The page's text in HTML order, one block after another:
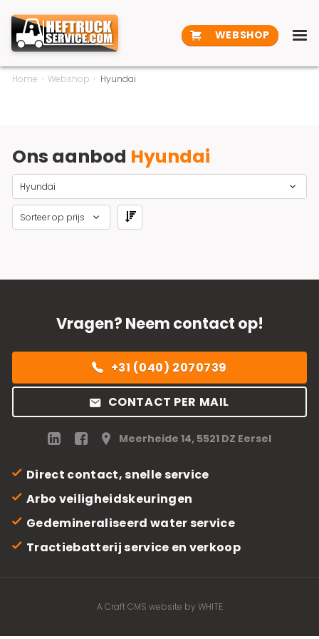
WEBSHOP
Home Webshop Hyundai
Ons aanbod Hyundai
Hyundai
Sorteer op prijs
Vragen? Neem contact op!
+31 (040) 2070739
CONTACT PER MAIL
Meerheide 14, 5521 DZ Eersel
Direct contact, snelle service
Arbo veiligheidskeuringen
Gedemineraliseerd water service
Tractiebatterij service en verkoop
A Craft CMS website by WHITE